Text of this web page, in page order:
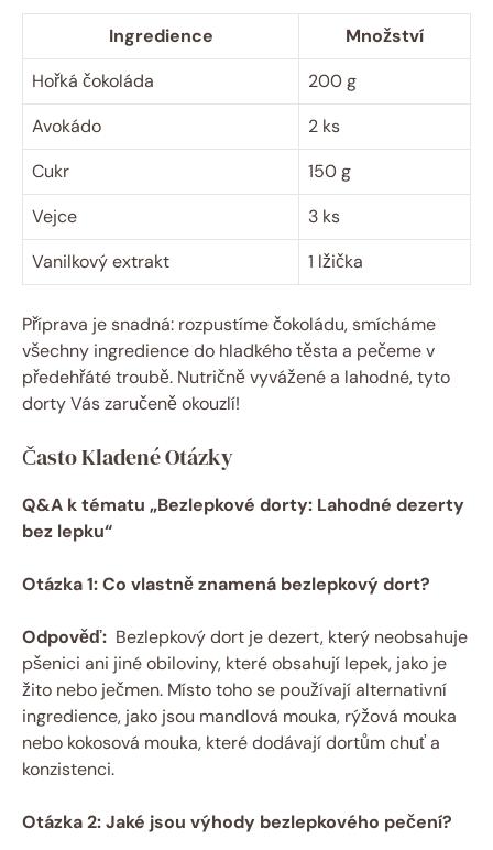
Ingredience
Množství
Hořká⁤ čokoláda
200 g
Avokádo
2 ks
Cukr
150 ​g
Vejce
3 ks
Vanilkový extrakt
1 ⁤lžička
Příprava‌ je ‍snadná: ⁣rozpustíme ​čokoládu, smícháme‌
všechny ingredience do ⁢hladkého těsta⁤ a ​pečeme v
⁣předehřáté troubě. Nutričně vyvážené a lahodné, tyto
dorty Vás‌ zaručeně ⁣okouzlí!
Často Kladené Otázky
Q&A⁢ k‌ tématu „Bezlepkové dorty: ⁣Lahodné dezerty
bez lepku“
Otázka 1: Co vlastně znamená bezlepkový ‌dort?
Odpověď: ⁢ Bezlepkový dort je dezert, ⁢který neobsahuje
pšenici ani ⁤jiné obiloviny, které obsahují ⁤lepek, jako je
žito nebo ječmen. Místo​ toho se používají ​alternativní
ingredience, jako jsou mandlová mouka, rýžová ​mouka
nebo kokosová mouka, které dodávají⁤ dortům chuť a
konzistenci.
Otázka 2: Jaké jsou⁢ výhody bezlepkového‍ pečení?